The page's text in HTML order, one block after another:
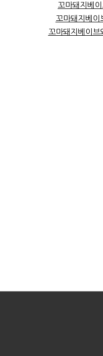
꼬마돼지베
꼬마돼지베이
꼬마돼지베이브